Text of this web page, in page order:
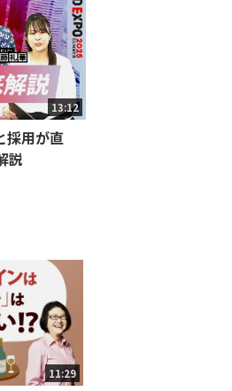
13:12
採用が直
説
11:29